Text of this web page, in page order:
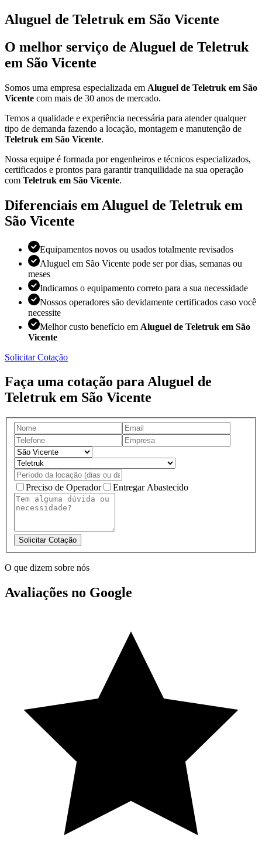
Aluguel de Teletruk em São Vicente
O melhor serviço de Aluguel de Teletruk
em São Vicente
Somos uma empresa especializada em Aluguel de Teletruk em São
Vicente com mais de 30 anos de mercado.
Temos a qualidade e experiência necessária para atender qualquer
tipo de demanda fazendo a locação, montagem e manutenção de
Teletruk em São Vicente.
Nossa equipe é formada por engenheiros e técnicos especializados,
certificados e prontos para garantir tranquilidade na sua operação
com Teletruk em São Vicente.
Diferenciais em Aluguel de Teletruk em
São Vicente
Equipamentos novos ou usados totalmente revisados
Aluguel em São Vicente pode ser por dias, semanas ou
meses
Indicamos o equipamento correto para a sua necessidade
Nossos operadores são devidamente certificados caso você
necessite
Melhor custo benefício em Aluguel de Teletruk em São
Vicente
Solicitar Cotação
Faça uma cotação para Aluguel de
Teletruk em São Vicente
Preciso de Operador Entregar Abastecido
Solicitar Cotação
O que dizem sobre nós
Avaliações no Google